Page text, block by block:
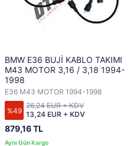
BMW E36 BUJİ KABLO TAKIMI
M43 MOTOR 3,16 / 3,18 1994-
1998
E36 M43 MOTOR 1994-1998
%49
879,16 TL
13,24 EUR + KDV
26,24 EUR + KDV